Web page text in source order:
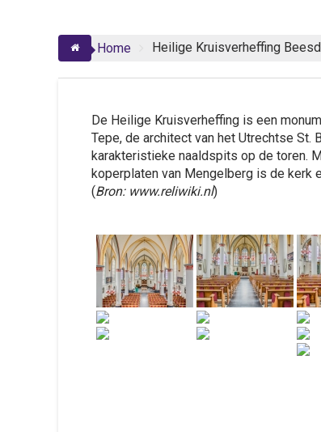
Home Heilige Kruisverheffing Beesd
De Heilige Kruisverheffing is een
Tepe, de architect van het Utrechtse
karakteristieke naaldspits op de toren.
koperplaten van Mengelberg is de kerk
(Bron: www.reliwiki.nl)